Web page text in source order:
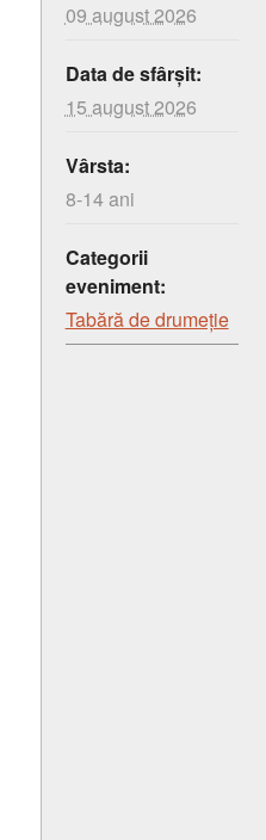
09 august 2026
Data de sfârșit:
15 august 2026
Vârsta:
8-14 ani
Categorii
eveniment:
Tabără de drumeție